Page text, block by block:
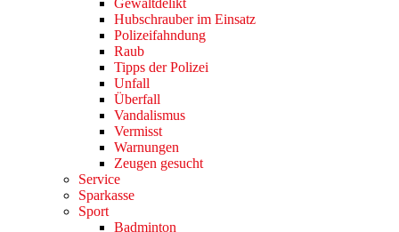
Gewaltdelikt
Hubschrauber im Einsatz
Polizeifahndung
Raub
Tipps der Polizei
Unfall
Überfall
Vandalismus
Vermisst
Warnungen
Zeugen gesucht
Service
Sparkasse
Sport
Badminton